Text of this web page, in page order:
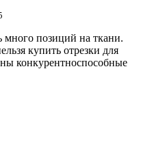
позиций на ткани.
купить отрезки для
конкурентноспособные